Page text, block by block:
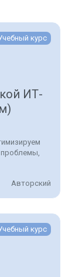
курс
ИТ-
Авторский
курс